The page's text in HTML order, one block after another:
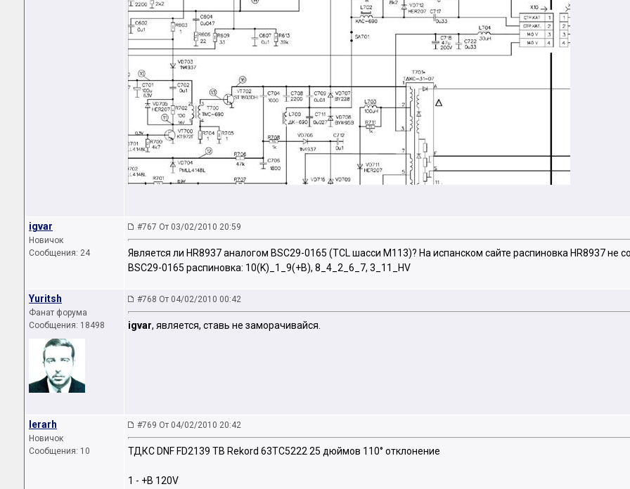
igvar
Новичок
Сообщения: 24
#767 От 03/02/2010 20:59
Является ли HR8937 аналогом BSC29-0165 (TCL шасси M113)? На испанском сайте распиновка HR8937 не
BSC29-0165 распиновка: 10(K)_1_9(+B), 8_4_2_6_7, 3_11_HV
Yuritsh
Фанат форума
Сообщения: 18498
#768 От 04/02/2010 00:42
igvar, является, ставь не заморачивайся.
Ierarh
Новичок
Сообщения: 10
#769 От 04/02/2010 20:42
ТДКС DNF FD2139 ТВ Rekord 63TC5222 25 дюймов 110° отклонение
1 - +B 120V